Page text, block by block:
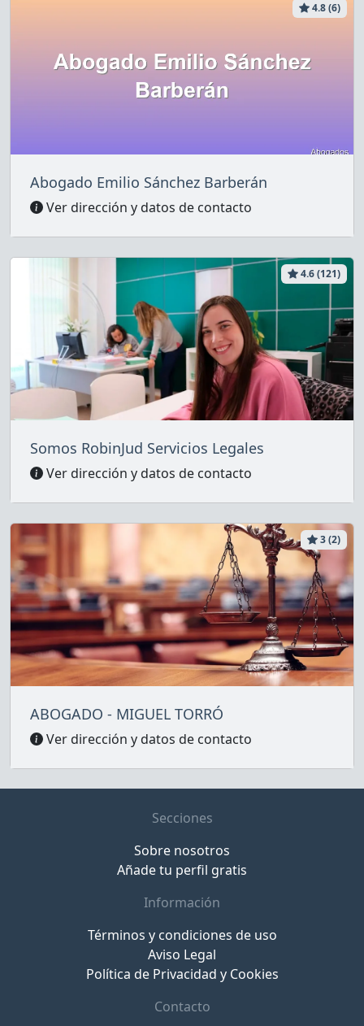
4.8 (6)
Abogado Emilio Sánchez Barberán
Ver dirección y datos de contacto
4.6 (121)
Somos RobinJud Servicios Legales
Ver dirección y datos de contacto
3 (2)
ABOGADO - MIGUEL TORRÓ
Ver dirección y datos de contacto
Secciones
Sobre nosotros
Añade tu perfil gratis
Información
Términos y condiciones de uso
Aviso Legal
Política de Privacidad y Cookies
Contacto